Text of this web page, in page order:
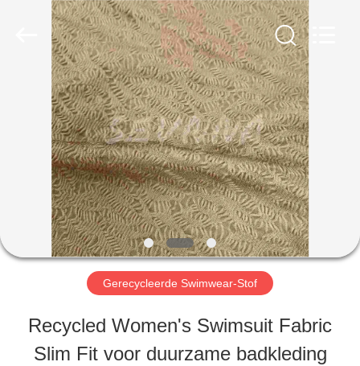
HUIS
PRODUCTEN
SHOW
ONGEVEER
ONS
Gerecycleerde Swimwear-Stof
Recycled Women's Swimsuit Fabric
Slim Fit voor duurzame badkleding